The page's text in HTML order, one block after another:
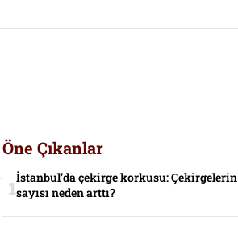
Öne Çıkanlar
İstanbul’da çekirge korkusu: Çekirgelerin
sayısı neden arttı?